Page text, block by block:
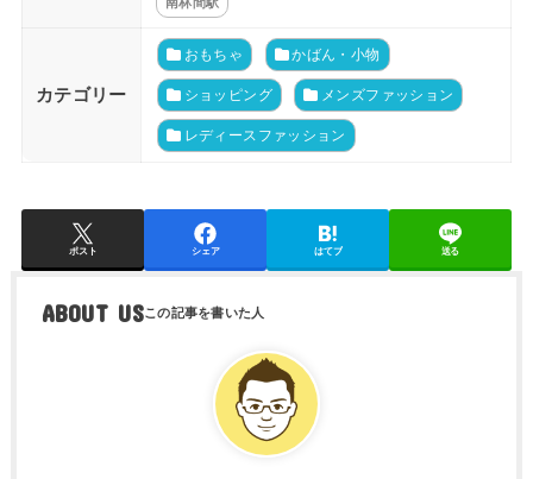
南林間駅
カテゴリー
おもちゃ かばん・小物
ショッピング メンズファッション
レディースファッション
ポスト シェア はてブ 送る
ABOUT US